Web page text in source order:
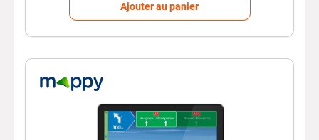
Ajouter au panier